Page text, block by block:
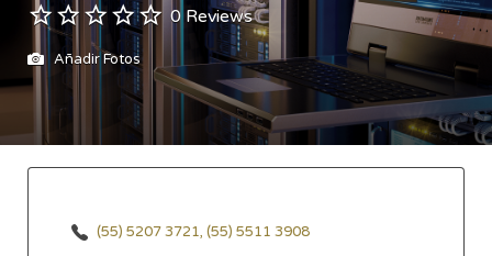
0 Reviews
Añadir Fotos
(55) 5207 3721, (55) 5511 3908